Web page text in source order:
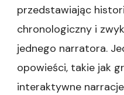
przedstawiając
chronologiczny i
jednego narratora.
opowieści, takie jak
interaktywne